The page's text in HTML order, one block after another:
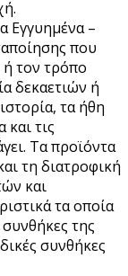
Εγγυημένα –
που
ή τον τρόπο
δεκαετιών ή
τα ήθη
τις
Τα προϊόντα
τη διατροφική
και
τα οποία
συνθήκες της
συνθήκες